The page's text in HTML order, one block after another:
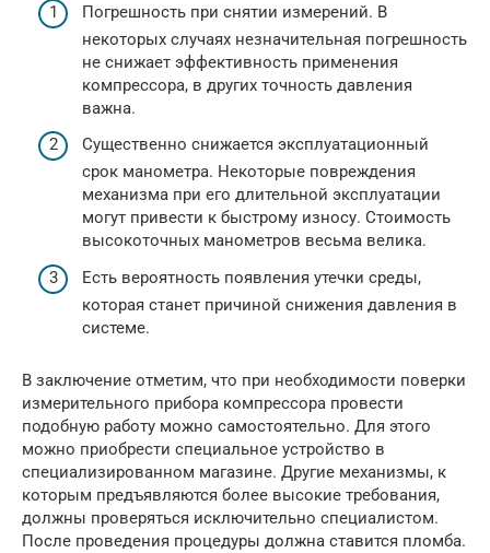
Погрешность при снятии измерений. В
некоторых случаях незначительная погрешность
не снижает эффективность применения
компрессора, в других точность давления
важна.
Существенно снижается эксплуатационный
срок манометра. Некоторые повреждения
механизма при его длительной эксплуатации
могут привести к быстрому износу. Стоимость
высокоточных манометров весьма велика.
Есть вероятность появления утечки среды,
которая станет причиной снижения давления в
системе.
В заключение отметим, что при необходимости поверки
измерительного прибора компрессора провести
подобную работу можно самостоятельно. Для этого
можно приобрести специальное устройство в
специализированном магазине. Другие механизмы, к
которым предъявляются более высокие требования,
должны проверяться исключительно специалистом.
После проведения процедуры должна ставится пломба.